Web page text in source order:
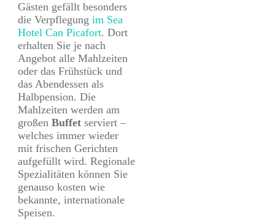
Gästen gefällt besonders
die Verpflegung im Sea
Hotel Can Picafort. Dort
erhalten Sie je nach
Angebot alle Mahlzeiten
oder das Frühstück und
das Abendessen als
Halbpension. Die
Mahlzeiten werden am
großen Buffet serviert –
welches immer wieder
mit frischen Gerichten
aufgefüllt wird. Regionale
Spezialitäten können Sie
genauso kosten wie
bekannte, internationale
Speisen.